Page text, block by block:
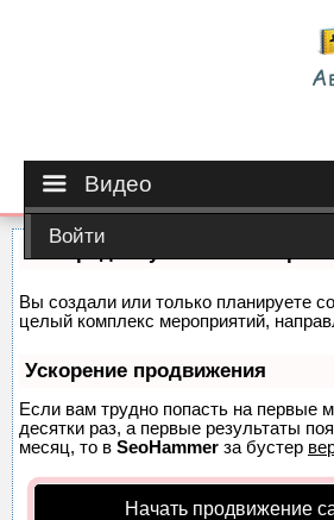
Видео
Войти
Вы создали или только планируете
целый комплекс мероприятий,
Ускорение продвижения
Если вам трудно попасть на первые
десятки раз, а первые результаты
месяц, то в SeoHammer за бустер
Начать продвижение